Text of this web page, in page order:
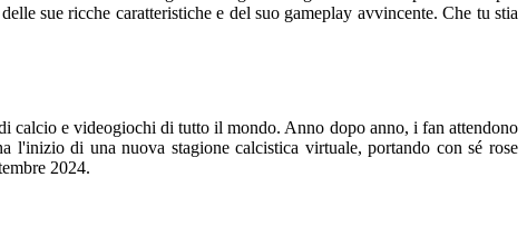
sue ricche caratteristiche e del suo gameplay avvincente. Che tu stia
calcio e videogiochi di tutto il mondo. Anno dopo anno, i fan attendono
l'inizio di una nuova stagione calcistica virtuale, portando con sé rose
2024.